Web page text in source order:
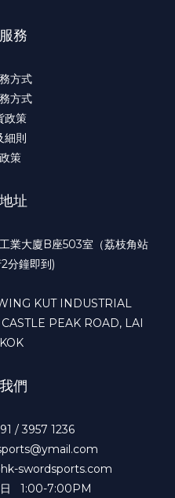
務
方式
方式
政策
細則
策
址
業大廈B座503室（荔枝角站
分鐘即到)
KUT INDUSTRIAL
PEAK ROAD, LAI
們
/ 3957 1236
swordsports.com
日 1:00-7:00PM